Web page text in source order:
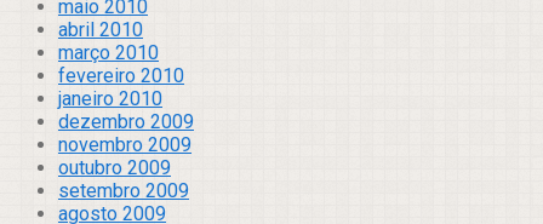
maio 2010
abril 2010
março 2010
fevereiro 2010
janeiro 2010
dezembro 2009
novembro 2009
outubro 2009
setembro 2009
agosto 2009